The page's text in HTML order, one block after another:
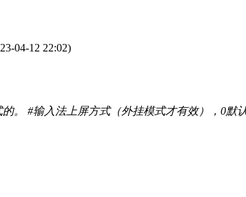
04-12 22:02)
。 #输入法上屏方式（外挂模式才有效），0默